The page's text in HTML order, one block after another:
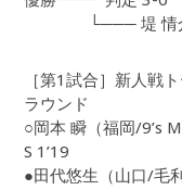
└─── 堤 情介（
［第1試合］新人戦
ラウンド
○岡本 瞬（福岡/9’s
S 1’19
●田代悠生（山口/毛